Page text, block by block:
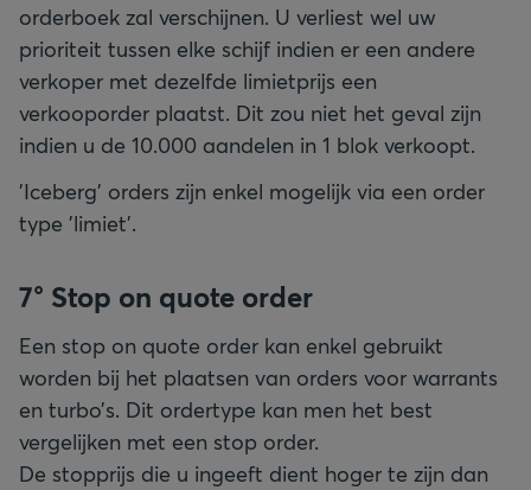
orderboek zal verschijnen. U verliest wel uw
prioriteit tussen elke schijf indien er een andere
verkoper met dezelfde limietprijs een
verkooporder plaatst. Dit zou niet het geval zijn
indien u de 10.000 aandelen in 1 blok verkoopt.
'Iceberg' orders zijn enkel mogelijk via een order
type 'limiet'.
7° Stop on quote order
Een stop on quote order kan enkel gebruikt
worden bij het plaatsen van orders voor warrants
en turbo’s. Dit ordertype kan men het best
vergelijken met een stop order.
De stopprijs die u ingeeft dient hoger te zijn dan